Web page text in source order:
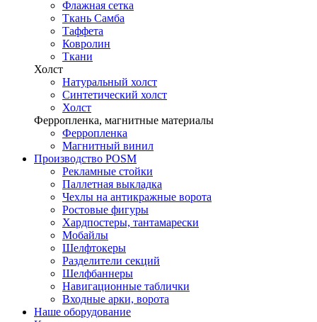
Флажная сетка
Ткань Самба
Таффета
Ковролин
Ткани
Холст
Натуральный холст
Синтетический холст
Холст
Ферропленка, магнитные материалы
Ферропленка
Магнитный винил
Производство POSM
Рекламные стойки
Паллетная выкладка
Чехлы на антикражные ворота
Ростовые фигуры
Хардпостеры, тантамарески
Мобайлы
Шелфтокеры
Разделители секций
Шелфбаннеры
Навигационные таблички
Входные арки, ворота
Наше оборудование